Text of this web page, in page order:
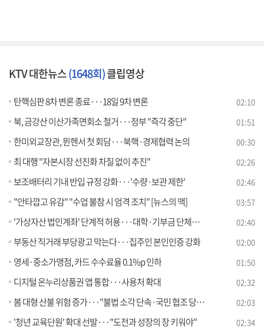
KTV 대한뉴스(1648회)클립영상
탄핵심판 8차 변론 종료···18일 9차 변론 02:10
북, 금강산 이산가족면회소 철거···정부 "즉각 중단" 01:51
한미외교장관, 뮌헨서 첫 회담···북핵·경제협력 논의 00:30
최 대행 "자본시장 선진화 차질 없이 추진" 02:26
보조배터리 기내 반입 규정 강화···'수량·보관 제한' 02:46
"안타깝고 유감" "수업 불참 시 엄격 조치" [뉴스의 맥] 03:57
'가상자산 법인계좌' 단계적 허용···대학·기부금 단체부터 02:40
부동산 직거래 부당광고 막는다···집주인 본인인증 강화 02:00
영세·중소가맹점, 카드 수수료율 0.1%p 인하 01:50
디지털 온누리상품권 앱 통합···사용처 확대 02:32
봄 대형 산불 위험 증가···"불법 소각 단속·국민 협조 당부" 02:03
'청년 교육단원' 확대 선발···"도전과 성장의 장 키워야" 02:34